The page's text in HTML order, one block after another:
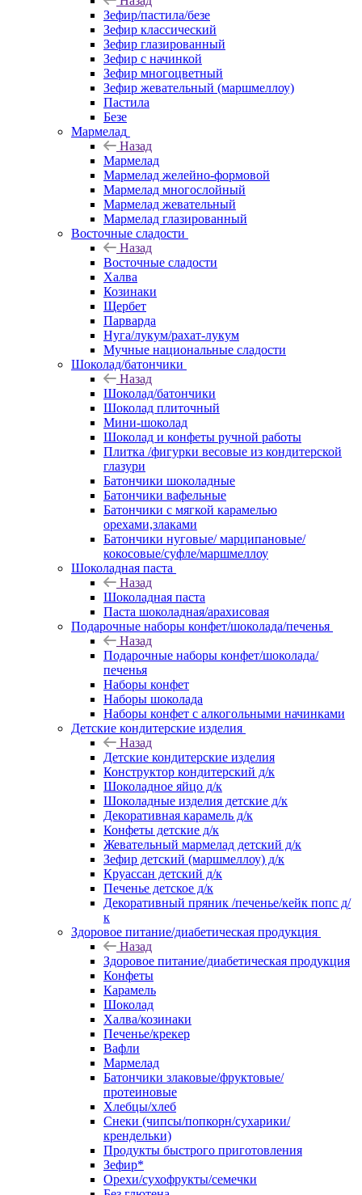
Зефир/пастила/безе
Зефир классический
Зефир глазированный
Зефир с начинкой
Зефир многоцветный
Зефир жевательный (маршмеллоу)
Пастила
Безе
Мармелад
Назад
Мармелад
Мармелад желейно-формовой
Мармелад многослойный
Мармелад жевательный
Мармелад глазированный
Восточные сладости
Назад
Восточные сладости
Халва
Козинаки
Щербет
Парварда
Нуга/лукум/рахат-лукум
Мучные национальные сладости
Шоколад/батончики
Назад
Шоколад/батончики
Шоколад плиточный
Мини-шоколад
Шоколад и конфеты ручной работы
Плитка /фигурки весовые из кондитерской
глазури
Батончики шоколадные
Батончики вафельные
Батончики с мягкой карамелью
орехами,злаками
Батончики нуговые/ марципановые/
кокосовые/суфле/маршмеллоу
Шоколадная паста
Назад
Шоколадная паста
Паста шоколадная/арахисовая
Подарочные наборы конфет/шоколада/печенья
Назад
Подарочные наборы конфет/шоколада/
печенья
Наборы конфет
Наборы шоколада
Наборы конфет с алкогольными начинками
Детские кондитерские изделия
Назад
Детские кондитерские изделия
Конструктор кондитерский д/к
Шоколадное яйцо д/к
Шоколадные изделия детские д/к
Декоративная карамель д/к
Конфеты детские д/к
Жевательный мармелад детский д/к
Зефир детский (маршмеллоу) д/к
Круассан детский д/к
Печенье детское д/к
Декоративный пряник /печенье/кейк попс д/
к
Здоровое питание/диабетическая продукция
Назад
Здоровое питание/диабетическая продукция
Конфеты
Карамель
Шоколад
Халва/козинаки
Печенье/крекер
Вафли
Мармелад
Батончики злаковые/фруктовые/
протеиновые
Хлебцы/хлеб
Снеки (чипсы/попкорн/сухарики/
крендельки)
Продукты быстрого приготовления
Зефир*
Орехи/сухофрукты/семечки